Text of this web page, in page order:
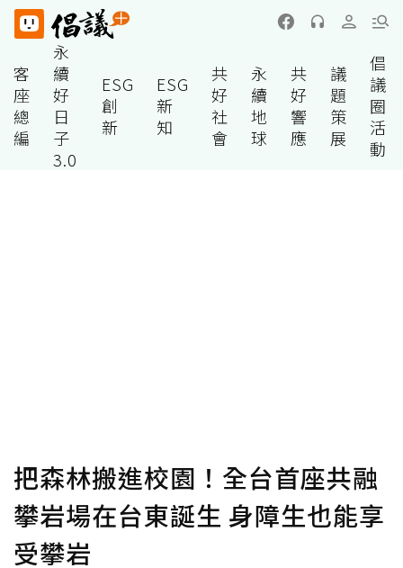
客
座
總
編
永
續
好
日
子
3.0
ESG
創
新
ESG
新
知
共
好
社
會
永
續
地
球
共
好
響
應
議
題
策
展
倡
議
圈
活
動
把森林搬進校園！全台首座共融
攀岩場在台東誕生 身障生也能享
受攀岩